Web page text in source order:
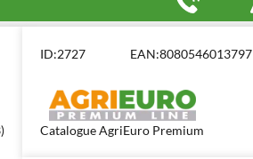
ID:2727 EAN:8080546013797
Catalogue AgriEuro Premium